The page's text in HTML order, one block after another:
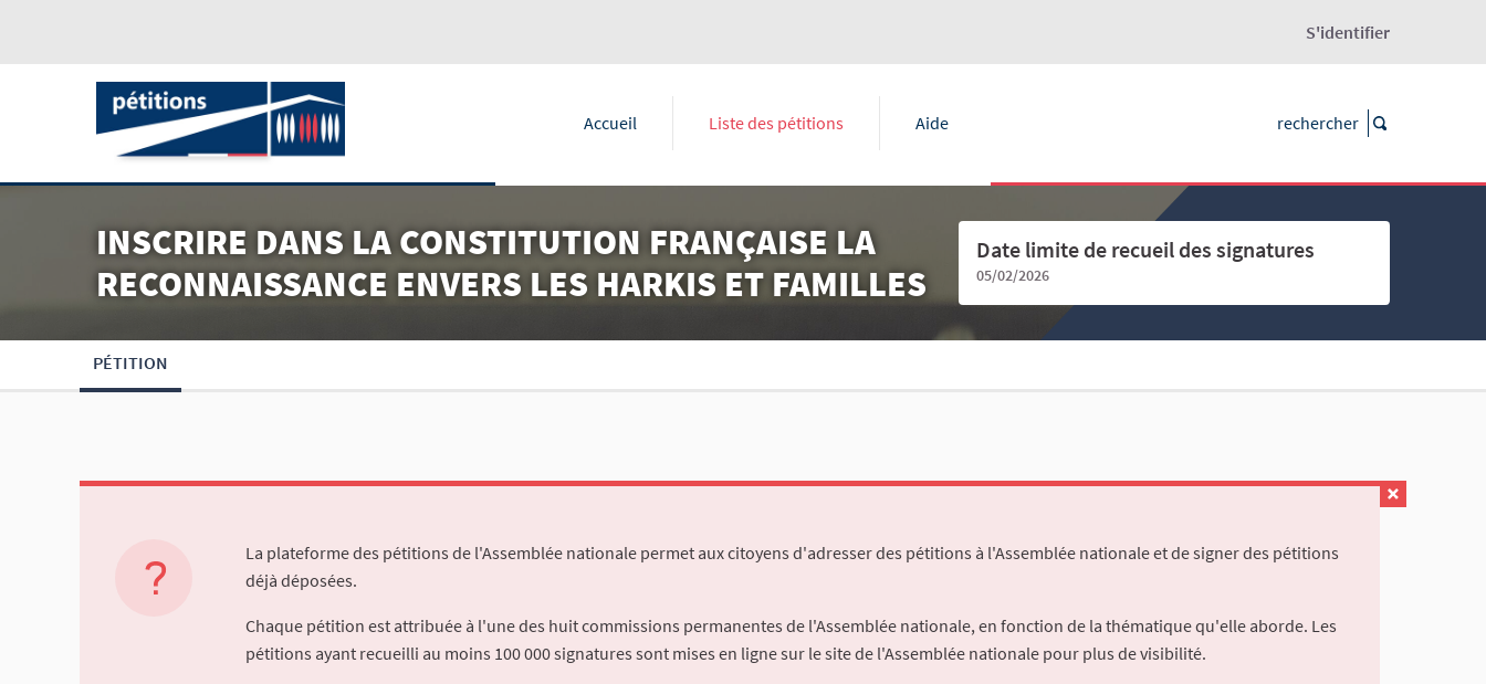
S'identifier
Accueil Liste des pétitions Aide
INSCRIRE DANS LA CONSTITUTION FRANÇAISE LA
RECONNAISSANCE ENVERS LES HARKIS ET FAMILLES
Date limite de recueil des signatures
05/02/2026
PÉTITION
La plateforme des pétitions de l'Assemblée nationale permet aux citoyens d'adresser des pétitions à l'Assemblée nationale et de signer des pétitions
déjà déposées.
Chaque pétition est attribuée à l'une des huit commissions permanentes de l'Assemblée nationale, en fonction de la thématique qu'elle aborde. Les
pétitions ayant recueilli au moins 100 000 signatures sont mises en ligne sur le site de l'Assemblée nationale pour plus de visibilité.